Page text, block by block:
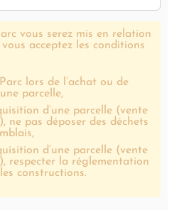
vous serez mis en relation
acceptez les conditions
lors de l’achat ou de
parcelle,
d’une parcelle (vente
ne pas déposer des déchets
d’une parcelle (vente
respecter la réglementation
constructions.